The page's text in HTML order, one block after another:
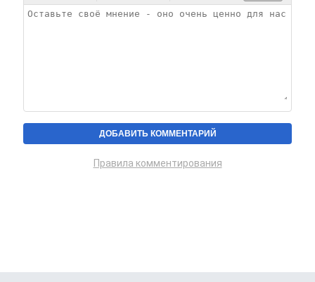
Правила комментирования